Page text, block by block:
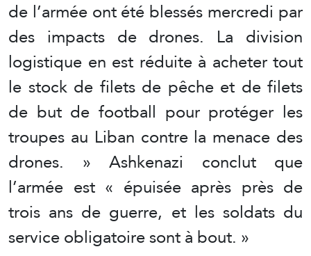
de l’armée ont été blessés mercredi par
des impacts de drones. La division
logistique en est réduite à acheter tout
le stock de filets de pêche et de filets
de but de football pour protéger les
troupes au Liban contre la menace des
drones. » Ashkenazi conclut que
l’armée est « épuisée après près de
trois ans de guerre, et les soldats du
service obligatoire sont à bout. »